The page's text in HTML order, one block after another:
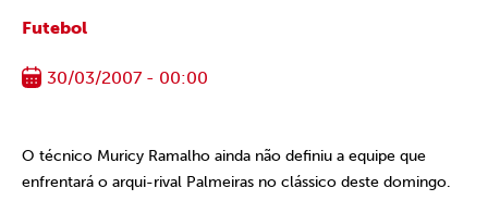
Futebol
30/03/2007 - 00:00
O técnico Muricy Ramalho ainda não definiu a equipe que
enfrentará o arqui-rival Palmeiras no clássico deste domingo.